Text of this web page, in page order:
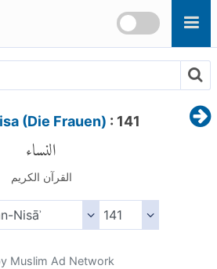
(Die Frauen) : 141
النساء
القرآن الكريم
Muslim Ad Network